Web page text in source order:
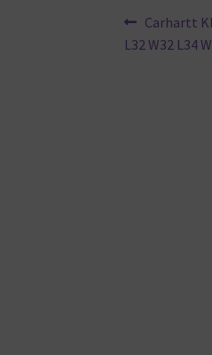
Vorheriger
Beitrag:
Carhartt
L32 W32 L34